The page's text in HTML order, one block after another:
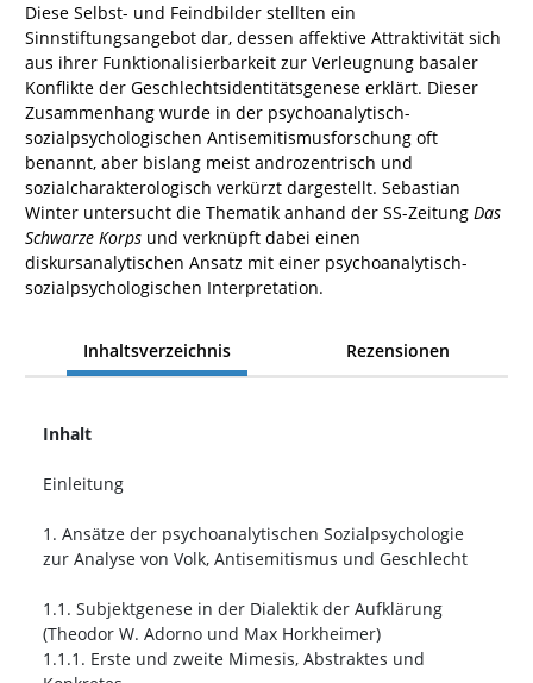
Diese Selbst- und Feindbilder stellten ein
Sinnstiftungsangebot dar, dessen affektive Attraktivität sich
aus ihrer Funktionalisierbarkeit zur Verleugnung basaler
Konflikte der Geschlechtsidentitätsgenese erklärt. Dieser
Zusammenhang wurde in der psychoanalytisch-
sozialpsychologischen Antisemitismusforschung oft
benannt, aber bislang meist androzentrisch und
sozialcharakterologisch verkürzt dargestellt. Sebastian
Winter untersucht die Thematik anhand der SS-Zeitung Das
Schwarze Korps und verknüpft dabei einen
diskursanalytischen Ansatz mit einer psychoanalytisch-
sozialpsychologischen Interpretation.
Inhaltsverzeichnis Rezensionen
Inhalt
Einleitung
1. Ansätze der psychoanalytischen Sozialpsychologie
zur Analyse von Volk, Antisemitismus und Geschlecht
1.1. Subjektgenese in der Dialektik der Aufklärung
(Theodor W. Adorno und Max Horkheimer)
1.1.1. Erste und zweite Mimesis, Abstraktes und